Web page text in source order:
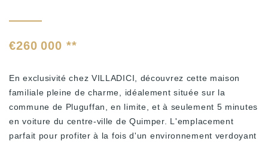
€260 000 **
En exclusivité chez VILLADICI, découvrez cette maison
familiale pleine de charme, idéalement située sur la
commune de Pluguffan, en limite, et à seulement 5 minutes
en voiture du centre-ville de Quimper. L'emplacement
parfait pour profiter à la fois d'un environnement verdoyant